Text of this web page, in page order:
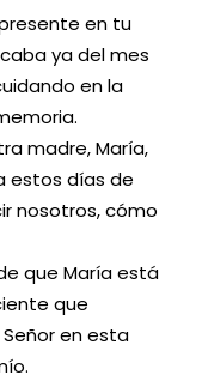
en tu
ya del mes
en la
madre, María,
estos días de
nosotros, cómo
que María está
que
en esta